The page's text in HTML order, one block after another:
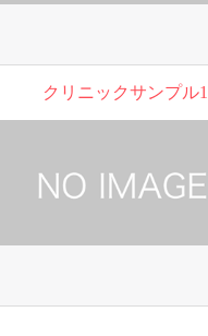
クリニックサンプル1